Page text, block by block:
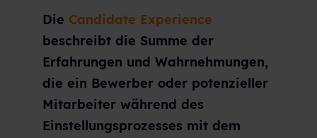
Die Candidate Experience
beschreibt die Summe der
Erfahrungen und Wahrnehmungen,
die ein Bewerber oder potenzieller
Mitarbeiter während des
Einstellungsprozesses mit dem